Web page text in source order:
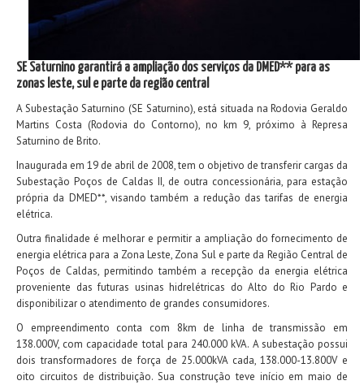
SE Saturnino garantirá a ampliação dos serviços da DMED** para as
zonas leste, sul e parte da região central
A Subestação Saturnino (SE Saturnino), está situada na Rodovia Geraldo
Martins Costa (Rodovia do Contorno), no km 9, próximo à Represa
Saturnino de Brito.
Inaugurada em 19 de abril de 2008, tem o objetivo de transferir cargas da
Subestação Poços de Caldas II, de outra concessionária, para estação
própria da DMED**, visando também a redução das tarifas de energia
elétrica.
Outra finalidade é melhorar e permitir a ampliação do fornecimento de
energia elétrica para a Zona Leste, Zona Sul e parte da Região Central de
Poços de Caldas, permitindo também a recepção da energia elétrica
proveniente das futuras usinas hidrelétricas do Alto do Rio Pardo e
disponibilizar o atendimento de grandes consumidores.
O empreendimento conta com 8km de linha de transmissão em
138.000V, com capacidade total para 240.000 kVA. A subestação possui
dois transformadores de força de 25.000kVA cada, 138.000-13.800V e
oito circuitos de distribuição. Sua construção teve início em maio de